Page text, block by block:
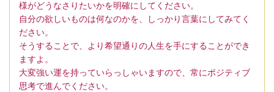
様がどうなさりたいかを明確にしてください。
自分の欲しいものは何なのかを、しっかり言葉にしてみてく
ださい。
そうすることで、より希望通りの人生を手にすることができ
ますよ。
大変強い運を持っていらっしゃいますので、常にポジティブ
思考で進んでください。